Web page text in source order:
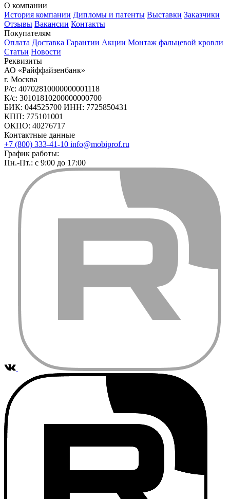
О компании
История компании Дипломы и патенты Выставки Заказчики
Отзывы Вакансии Контакты
Покупателям
Оплата Доставка Гарантии Акции Монтаж фальцевой кровли
Статьи Новости
Реквизиты
АО «Райффайзенбанк»
г. Москва
Р/с: 40702810000000001118
К/с: 30101810200000000700
БИК: 044525700 ИНН: 7725850431
КПП: 775101001
ОКПО: 40276717
Контактные данные
+7 (800) 333-41-10 info@mobiprof.ru
График работы:
Пн.-Пт.: с 9:00 до 17:00